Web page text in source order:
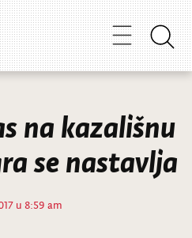
na kazališnu
se nastavlja
u 8:59 am